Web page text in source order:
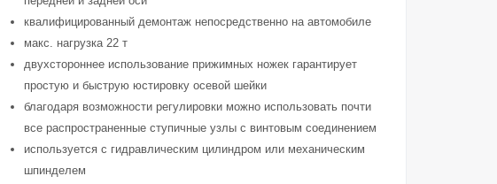
квалифицированный демонтаж непосредственно на автомобиле
макс. нагрузка 22 т
двухстороннее использование прижимных ножек гарантирует
простую и быструю юстировку осевой шейки
благодаря возможности регулировки можно использовать почти
все распространенные ступичные узлы с винтовым соединением
используется с гидравлическим цилиндром или механическим
шпинделем